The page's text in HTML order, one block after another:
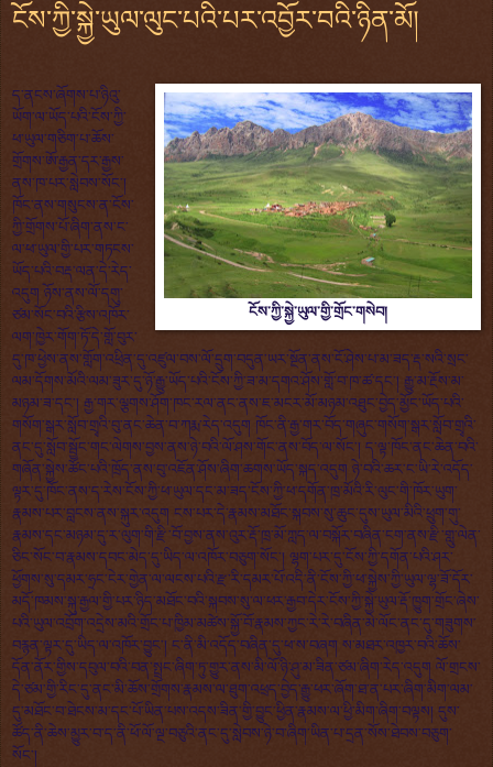
ངོས་ཀྱི་སྐྱེ་ཡུལ་ལུང་པའི་པར་འབྱོར་བའི་ཉིན་མོ།
ངོས་ཀྱི་སྐྱེ་ཡུལ་གྱི་གྲོང་གསེབ།
ད་ནངས་ཞོགས་པ་ཉིའུ་
ཡོག་ལ་ཡོད་པའི་ངོས་ཀྱི་
ཕ་ཡུལ་གཅིག་པ་ཆོས་
གྲོགས་ཨོ་རྒྱན་དར་རྒྱས་
ནས་ཁ་པར་སླེབས་སོང་།
ཁོང་ནས་གསུངས་ན་ངོས་
ཀྱི་གྲོགས་པོ་ཞིག་ནས་ང་
ལ་ཕ་ཡུལ་གྱི་པར་གཏངས་
ཡོད་པའི་བརྡ་ལན་དེ་རེད་
འདུག ཉོས་ནས་ལོ་དགུ་
ཙམ་སོང་བའི་རྩིས་འཁོར་
ལག་ཁྱེར་གོག་ཏོ་དེ་གློ་བུར་
དུ་ཁ་ཕྱེས་ནས་གློག་འཕྲིན་དུ་འཛུལ་བས་ལོ་དྲུག་བདུན་ཡར་སྔོན་ནས་ངོ་ཤེས་པ་མ་ཟད་རྡ་སའི་སྲང་
ལམ་དོགས་མོའི་ལམ་ཟུར་དུ་ཉོ་རྒྱུ་ཡོད་པའི་ངོས་ཀྱི་ཟ་མ་དགའ་ཤོས་གློ་བ་ཁ་ཚ་དང་། རྒྱུ་མ་རྔོས་མ་
མཉམ་ཟ་དང་། རྒྱ་གར་ལྕགས་ཤོག་ཁང་རལ་ནང་ནས་ཇ་མངར་མོ་མཉམ་འཐུང་བྱེད་མྱོང་ཡོད་པའི་
གསོག་སྒར་སློབ་གྲྭའི་བུ་ནང་ཆེན་བ་ཀརྨ་རེད་འདུག ཁོང་ནི་རྒྱ་གར་བོད་གཞུང་གསོག་སྒར་སློབ་གྲྭའི་
ནང་དུ་སློབ་སྦྱོང་གང་ལེགས་བྱས་ནས་ཉེ་བའི་ལོ་ཤས་གོང་ནས་བོད་ལ་སོང་། ད་ལྟ་ཁོང་ནང་ཆེན་བའི་
གཞོན་སྐྱེས་ཚོང་པའི་ཁྲོད་ནས་བུ་འཇོན་ཤོས་ཞིག་ཆགས་ཡོད་སྐད་འདུག ཉེ་བའི་ཆར་ང་ཡི་རེ་འདོད་
ལྟར་དུ་ཁོང་ནས་ད་རེས་ངོས་ཀྱི་ཕ་ཡུལ་དང་མ་ཟད་ངོས་ཀྱི་ཕ་དགོན་ཁྲ་མོའི་རི་ལུང་གི་ཁོར་ཡུག་
རྣམས་པར་བླངས་ནས་སྐུར་འདུག ངས་པར་དེ་རྣམས་མཐོང་སྐབས་སུ་ཆུང་དུས་ཡུལ་མིའི་ཕྲུག་གུ་
རྣམས་དང་མཉམ་དུ་ར་ལུག་གི་རྫི་བོ་བྱས་ནས་འུར་རྡོ་ཁྲ་མོ་ཀླད་ལ་བསྐོར་བཞིན་ངག་ནས་རྫི་གླུ་ལེན་
ཅིང་སོང་བ་རྣམས་དབང་མེད་དུ་ཡིད་ལ་འཁོར་བཅུག་སོང་། ལྷག་པར་དུ་ངོས་ཀྱི་དགོན་པའི་ཤར་
ཕྱོགས་སུ་དམར་ཧྲང་ངེར་གྱེན་ལ་ལངས་པའི་རྫ་རི་དམར་པོ་འདི་ནི་ངོས་ཀྱི་ཕ་སྐྱེས་ཀྱི་ཡུལ་ལྷ་ཟོ་དོར་
མདོ་ཁམས་སྐུ་རྒྱལ་གྱི་པར་ཉིད་མཐོང་བའི་སྐབས་སུ་ལ་ཕར་རྒྱབ་དེར་ངོས་ཀྱི་སྐྱེ་ཡུལ་རྡོ་ཁྱུག་གྲོང་ཞེས་
པའི་ཡུལ་འབྲོག་འདྲེས་མའི་གྲོང་པ་ཁྱིམ་མཚེས་སྐྱོ་བོ་རྣམས་ཀྱང་རེ་རེ་བཞིན་མེ་ལོང་ནང་དུ་གཟུགས་
བརྙན་ལྟར་དུ་ཡིད་ལ་འཁོར་བྱུང་། ང་ནི་མི་འདོད་བཞིན་དུ་ཕ་ས་བཞག ས་མཐར་འཁྱར་བའི་ཆོས་
དོན་ནོར་གྱིས་དབུལ་བའི་བན་སྤྲང་ཞིག་ཏུ་གྱུར་ནས་མི་ལོ་ཉི་ཤུ་མ་ཟིན་ཙམ་ཞིག་རེད་འདུག ལོ་གྲངས་
དེ་ཙམ་གྱི་རིང་དུ་ནང་མི་ཆོས་གྲོགས་རྣམས་ལ་ཐུག་འཕྲད་བྱེད་རྒྱུ་ཕར་ཞོག་ཐ་ན་པར་ཞིག་མིག་ལམ་
དུ་མཐོང་བ་ཐེངས་མ་དང་པོ་ཡིན་པས་འདས་ཟིན་གྱི་བྱུང་ཕྱིན་རྣམས་ལ་ཕྱི་མིག་ཞིག་བལྟས། དུས་
ཚོད་ནི་ཆེས་མྱུར་བ་ད་ནི་ཕོ་ལོ་ལྔ་བཅུའི་ནང་དུ་སླེབས་ཉེ་བ་ཞིག་ཡིན་པ་དྲན་སོས་ཐེབས་བཅུག་
སོང་།